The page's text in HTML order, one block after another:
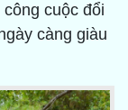
cuộc đổi
càng giàu